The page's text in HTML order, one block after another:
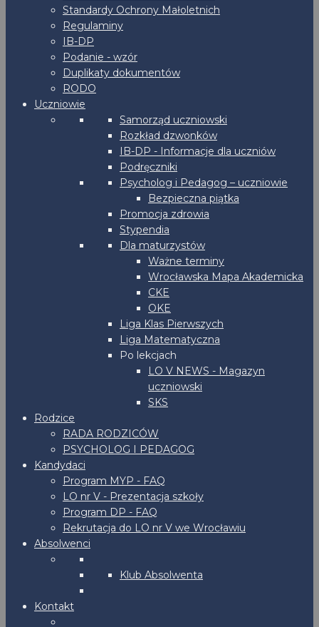
Standardy Ochrony Małoletnich
Regulaminy
IB-DP
Podanie - wzór
Duplikaty dokumentów
RODO
Uczniowie
Samorząd uczniowski
Rozkład dzwonków
IB-DP - Informacje dla uczniów
Podręczniki
Psycholog i Pedagog – uczniowie
Bezpieczna piątka
Promocja zdrowia
Stypendia
Dla maturzystów
Ważne terminy
Wrocławska Mapa Akademicka
CKE
OKE
Liga Klas Pierwszych
Liga Matematyczna
Po lekcjach
LO V NEWS - Magazyn
uczniowski
SKS
Rodzice
RADA RODZICÓW
PSYCHOLOG I PEDAGOG
Kandydaci
Program MYP - FAQ
LO nr V - Prezentacja szkoły
Program DP - FAQ
Rekrutacja do LO nr V we Wrocławiu
Absolwenci
Klub Absolwenta
Kontakt